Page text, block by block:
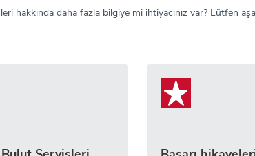
hakkında daha fazla bilgiye mi ihtiyacınız var? Lütfen